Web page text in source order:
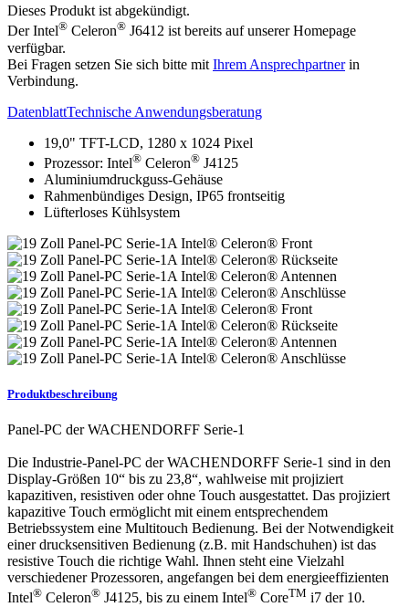
Dieses Produkt ist abgekündigt.
Der Intel® Celeron® J6412 ist bereits auf unserer Homepage
verfügbar.
Bei Fragen setzen Sie sich bitte mit Ihrem Ansprechpartnerin
Verbindung.
DatenblattTechnische Anwendungsberatung
19,0" TFT-LCD, 1280 x 1024 Pixel
Prozessor: Intel® Celeron® J4125
Aluminiumdruckguss-Gehäuse
Rahmenbündiges Design, IP65 frontseitig
Lüfterloses Kühlsystem
Produktbeschreibung
Panel-PC der WACHENDORFF Serie-1
Die Industrie-Panel-PC der WACHENDORFF Serie-1 sind in den
Display-Größen 10“ bis zu 23,8“, wahlweise mit projiziert
kapazitiven, resistiven oder ohne Touch ausgestattet. Das projiziert
kapazitive Touch ermöglicht mit einem entsprechendem
Betriebssystem eine Multitouch Bedienung. Bei der Notwendigkeit
einer drucksensitiven Bedienung (z.B. mit Handschuhen) ist das
resistive Touch die richtige Wahl. Ihnen steht eine Vielzahl
verschiedener Prozessoren, angefangen bei dem energieeffizienten
Intel® Celeron® J4125, bis zu einem Intel® CoreTM i7 der 10.